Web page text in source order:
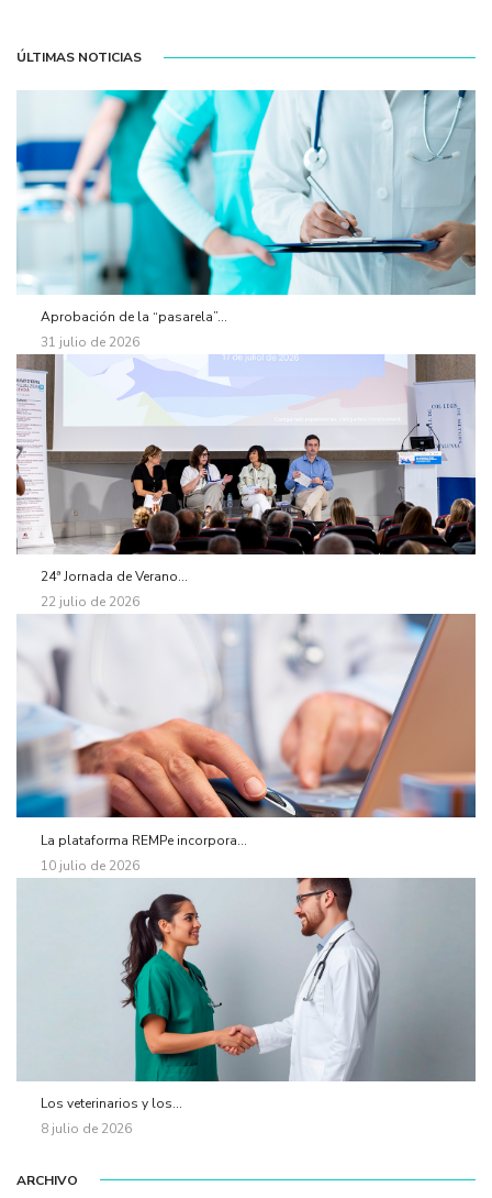
ÚLTIMAS NOTICIAS
Aprobación de la “pasarela”...
31 julio de 2026
24ª Jornada de Verano...
22 julio de 2026
La plataforma REMPe incorpora...
10 julio de 2026
Los veterinarios y los...
8 julio de 2026
ARCHIVO